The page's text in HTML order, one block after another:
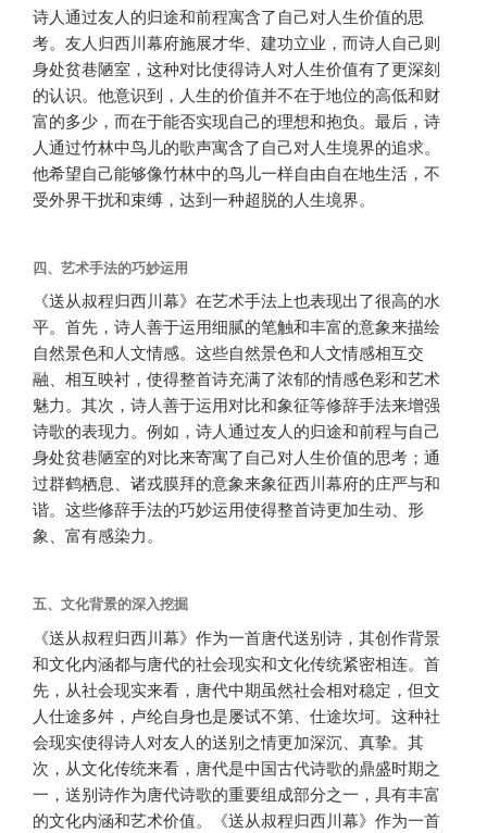
诗人通过友人的归途和前程寓含了自己对人生价值的思
考。友人归西川幕府施展才华、建功立业，而诗人自己则
身处贫巷陋室，这种对比使得诗人对人生价值有了更深刻
的认识。他意识到，人生的价值并不在于地位的高低和财
富的多少，而在于能否实现自己的理想和抱负。最后，诗
人通过竹林中鸟儿的歌声寓含了自己对人生境界的追求。
他希望自己能够像竹林中的鸟儿一样自由自在地生活，不
受外界干扰和束缚，达到一种超脱的人生境界。
四、艺术手法的巧妙运用
《送从叔程归西川幕》在艺术手法上也表现出了很高的水
平。首先，诗人善于运用细腻的笔触和丰富的意象来描绘
自然景色和人文情感。这些自然景色和人文情感相互交
融、相互映衬，使得整首诗充满了浓郁的情感色彩和艺术
魅力。其次，诗人善于运用对比和象征等修辞手法来增强
诗歌的表现力。例如，诗人通过友人的归途和前程与自己
身处贫巷陋室的对比来寄寓了自己对人生价值的思考；通
过群鹤栖息、诸戎膜拜的意象来象征西川幕府的庄严与和
谐。这些修辞手法的巧妙运用使得整首诗更加生动、形
象、富有感染力。
五、文化背景的深入挖掘
《送从叔程归西川幕》作为一首唐代送别诗，其创作背景
和文化内涵都与唐代的社会现实和文化传统紧密相连。首
先，从社会现实来看，唐代中期虽然社会相对稳定，但文
人仕途多舛，卢纶自身也是屡试不第、仕途坎坷。这种社
会现实使得诗人对友人的送别之情更加深沉、真挚。其
次，从文化传统来看，唐代是中国古代诗歌的鼎盛时期之
一，送别诗作为唐代诗歌的重要组成部分之一，具有丰富
的文化内涵和艺术价值。《送从叔程归西川幕》作为一首